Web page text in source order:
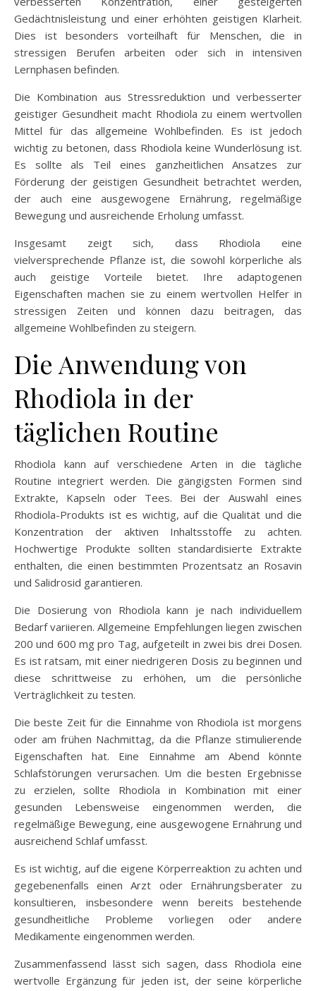
Gedächtnisleistung und einer erhöhten geistigen Klarheit.
Dies ist besonders vorteilhaft für Menschen, die in
stressigen Berufen arbeiten oder sich in intensiven
Lernphasen befinden.
Die Kombination aus Stressreduktion und verbesserter
geistiger Gesundheit macht Rhodiola zu einem wertvollen
Mittel für das allgemeine Wohlbefinden. Es ist jedoch
wichtig zu betonen, dass Rhodiola keine Wunderlösung ist.
Es sollte als Teil eines ganzheitlichen Ansatzes zur
Förderung der geistigen Gesundheit betrachtet werden,
der auch eine ausgewogene Ernährung, regelmäßige
Bewegung und ausreichende Erholung umfasst.
Insgesamt zeigt sich, dass Rhodiola eine
vielversprechende Pflanze ist, die sowohl körperliche als
auch geistige Vorteile bietet. Ihre adaptogenen
Eigenschaften machen sie zu einem wertvollen Helfer in
stressigen Zeiten und können dazu beitragen, das
allgemeine Wohlbefinden zu steigern.
Die Anwendung von
Rhodiola in der
täglichen Routine
Rhodiola kann auf verschiedene Arten in die tägliche
Routine integriert werden. Die gängigsten Formen sind
Extrakte, Kapseln oder Tees. Bei der Auswahl eines
Rhodiola-Produkts ist es wichtig, auf die Qualität und die
Konzentration der aktiven Inhaltsstoffe zu achten.
Hochwertige Produkte sollten standardisierte Extrakte
enthalten, die einen bestimmten Prozentsatz an Rosavin
und Salidrosid garantieren.
Die Dosierung von Rhodiola kann je nach individuellem
Bedarf variieren. Allgemeine Empfehlungen liegen zwischen
200 und 600 mg pro Tag, aufgeteilt in zwei bis drei Dosen.
Es ist ratsam, mit einer niedrigeren Dosis zu beginnen und
diese schrittweise zu erhöhen, um die persönliche
Verträglichkeit zu testen.
Die beste Zeit für die Einnahme von Rhodiola ist morgens
oder am frühen Nachmittag, da die Pflanze stimulierende
Eigenschaften hat. Eine Einnahme am Abend könnte
Schlafstörungen verursachen. Um die besten Ergebnisse
zu erzielen, sollte Rhodiola in Kombination mit einer
gesunden Lebensweise eingenommen werden, die
regelmäßige Bewegung, eine ausgewogene Ernährung und
ausreichend Schlaf umfasst.
Es ist wichtig, auf die eigene Körperreaktion zu achten und
gegebenenfalls einen Arzt oder Ernährungsberater zu
konsultieren, insbesondere wenn bereits bestehende
gesundheitliche Probleme vorliegen oder andere
Medikamente eingenommen werden.
Zusammenfassend lässt sich sagen, dass Rhodiola eine
wertvolle Ergänzung für jeden ist, der seine körperliche